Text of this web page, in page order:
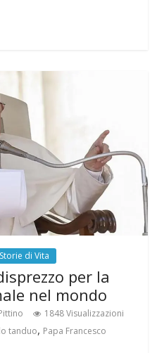
Storie di Vita
per la
nel mondo
1848 Visualizzazioni
tanduo, Papa Francesco